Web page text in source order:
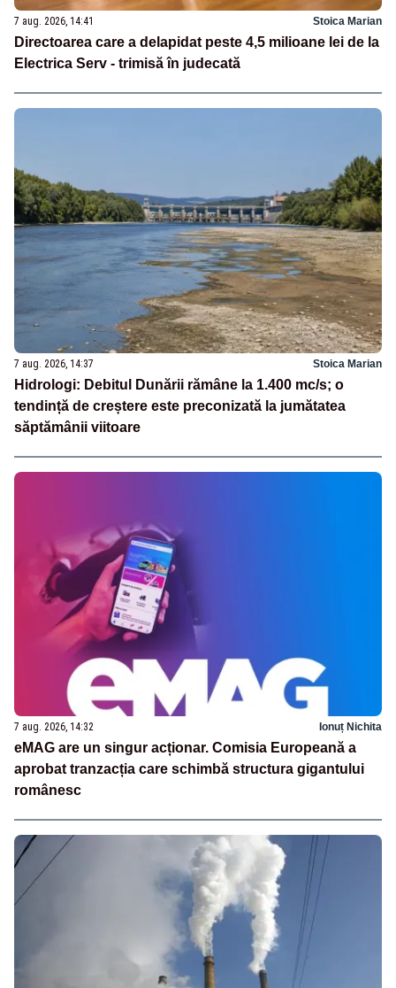
7 aug. 2026, 14:41 Stoica Marian
Directoarea care a delapidat peste 4,5 milioane lei de la
Electrica Serv - trimisă în judecată
7 aug. 2026, 14:37 Stoica Marian
Hidrologi: Debitul Dunării rămâne la 1.400 mc/s; o
tendință de creștere este preconizată la jumătatea
săptămânii viitoare
7 aug. 2026, 14:32 Ionuț Nichita
eMAG are un singur acționar. Comisia Europeană a
aprobat tranzacția care schimbă structura gigantului
românesc